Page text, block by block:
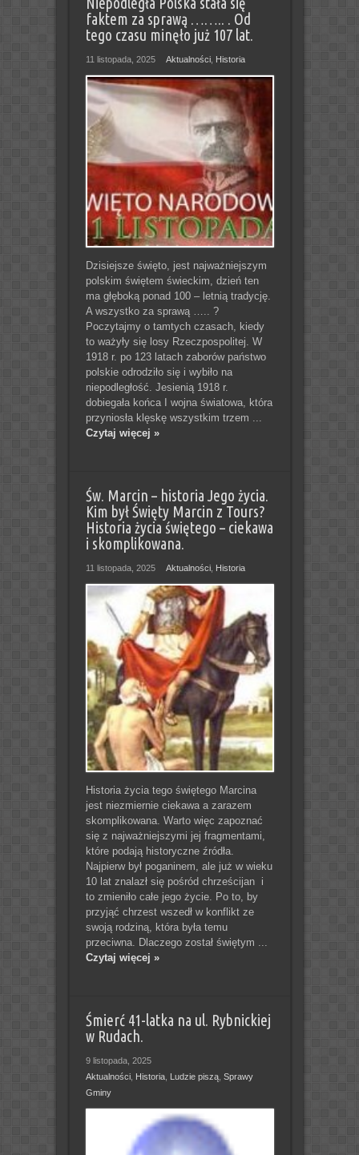
faktem za sprawą …….. . Od
tego czasu minęło już 107 lat.
11 listopada, 2025 Aktualności, Historia
Dzisiejsze święto, jest najważniejszym
polskim świętem świeckim, dzień ten
ma głęboką ponad 100 – letnią tradycję.
A wszystko za sprawą ….. ?
Poczytajmy o tamtych czasach, kiedy
to ważyły się losy Rzeczpospolitej. W
1918 r. po 123 latach zaborów państwo
polskie odrodziło się i wybiło na
niepodległość. Jesienią 1918 r.
dobiegała końca I wojna światowa, która
przyniosła klęskę wszystkim trzem ...
Czytaj więcej »
Św. Marcin – historia Jego życia.
Kim był Święty Marcin z Tours?
Historia życia świętego – ciekawa
i skomplikowana.
11 listopada, 2025 Aktualności, Historia
Historia życia tego świętego Marcina
jest niezmiernie ciekawa a zarazem
skomplikowana. Warto więc zapoznać
się z najważniejszymi jej fragmentami,
które podają historyczne źródła.
Najpierw był poganinem, ale już w wieku
10 lat znalazł się pośród chrześcijan i
to zmieniło całe jego życie. Po to, by
przyjąć chrzest wszedł w konflikt ze
swoją rodziną, która była temu
przeciwna. Dlaczego został świętym ...
Czytaj więcej »
Śmierć 41-latka na ul. Rybnickiej
w Rudach.
9 listopada, 2025
Aktualności, Historia, Ludzie piszą, Sprawy
Gminy